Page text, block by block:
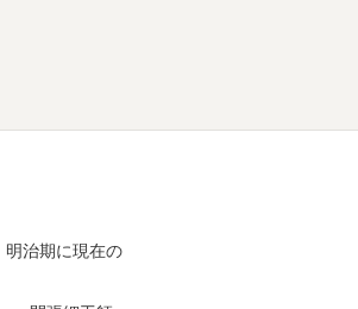
治期に現在の